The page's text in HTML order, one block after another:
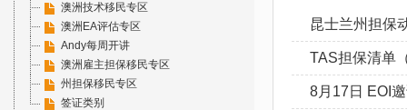
澳洲技术移民专区
澳洲EA评估专区
Andy每周开讲
澳洲雇主担保移民专区
州担保移民专区
签证类别
昆士兰州担保
TAS担保清单
8月17日 EOI